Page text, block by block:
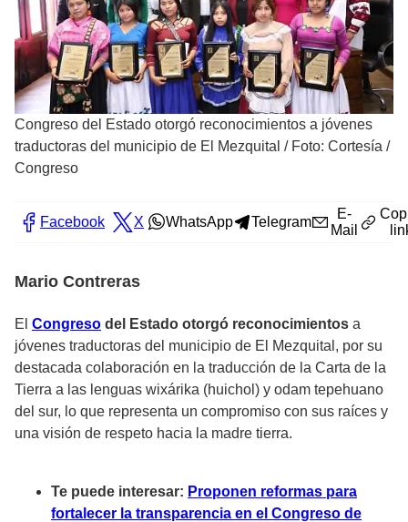
Congreso del Estado otorgó reconocimientos a jóvenes
traductoras del municipio de El Mezquital / Foto: Cortesía /
Congreso
Facebook X WhatsApp Telegram
E-
Mail
Mario Contreras
El Congreso del Estado otorgó reconocimientos a
jóvenes traductoras del municipio de El Mezquital, por su
destacada colaboración en la traducción de la Carta de la
Tierra a las lenguas wixárika (huichol) y odam tepehuano
del sur, lo que representa un compromiso con sus raíces y
una visión de respeto hacia la madre tierra.
Te puede interesar: Proponen reformas para
fortalecer la transparencia en el Congreso de